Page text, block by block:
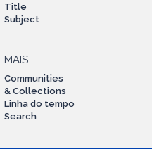
Title
Subject
MAIS
Communities
& Collections
Linha do tempo
Search